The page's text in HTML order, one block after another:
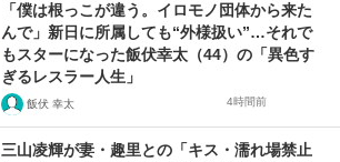
「僕は根っこが違う。イロモノ団体から来た
んで」新日に所属しても“外様扱い”…それで
もスターになった飯伏幸太（44）の「異色す
ぎるレスラー人生」
飯伏 幸太 4時間前
三山凌輝が妻・趣里との「キス・濡れ場禁止